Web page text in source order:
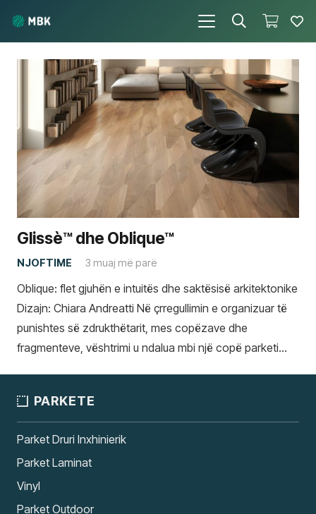
Glissè™ dhe Oblique™
NJOFTIME 3 muaj më parë
Oblique: flet gjuhën e intuitës dhe saktësisë arkitektonike
Dizajn: Chiara Andreatti Në çrregullimin e organizuar të
punishtes së zdrukthëtarit, mes copëzave dhe
fragmenteve, vështrimi u ndalua mbi një copë parketi…
PARKETE
Parket Druri Inxhinierik
Parket Laminat
Vinyl
Parket Outdoor